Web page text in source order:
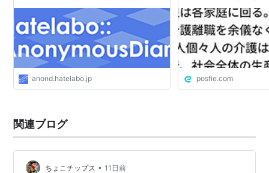
anond.hatelabo.jp
効率が悪いので、社
は、老人介護を手厚
下する話
posfie.com
関連ブログ
ちょこチップス • 11日前